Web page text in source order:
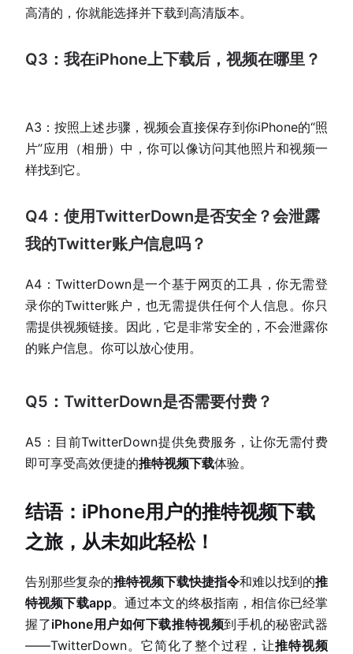
高清的，你就能选择并下载到高清版本。
Q3：我在iPhone上下载后，视频在哪里？
A3：按照上述步骤，视频会直接保存到你iPhone的“照
片”应用（相册）中，你可以像访问其他照片和视频一
样找到它。
Q4：使用TwitterDown是否安全？会泄露
我的Twitter账户信息吗？
A4：TwitterDown是一个基于网页的工具，你无需登
录你的Twitter账户，也无需提供任何个人信息。你只
需提供视频链接。因此，它是非常安全的，不会泄露你
的账户信息。你可以放心使用。
Q5：TwitterDown是否需要付费？
A5：目前TwitterDown提供免费服务，让你无需付费
即可享受高效便捷的推特视频下载体验。
结语：iPhone用户的推特视频下载
之旅，从未如此轻松！
告别那些复杂的推特视频下载快捷指令和难以找到的推
特视频下载app。通过本文的终极指南，相信你已经掌
握了iPhone用户如何下载推特视频到手机的秘密武器
——TwitterDown。它简化了整个过程，让推特视频